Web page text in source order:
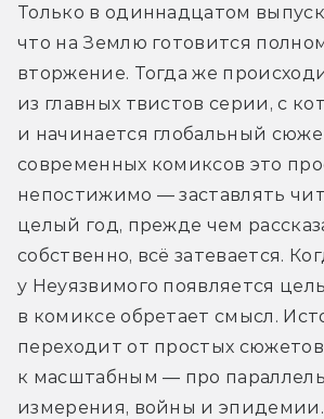
Только в одиннадцатом
что на Землю готовится
вторжение. Тогда же
из главных твистов серии, с
и начинается глобальный
современных комиксов это
непостижимо — заставлять
целый год, прежде чем
собственно, всё затевается.
у Неуязвимого появляется
в комиксе обретает смысл.
переходит от простых сюжетов
к масштабным — про
измерения, войны и